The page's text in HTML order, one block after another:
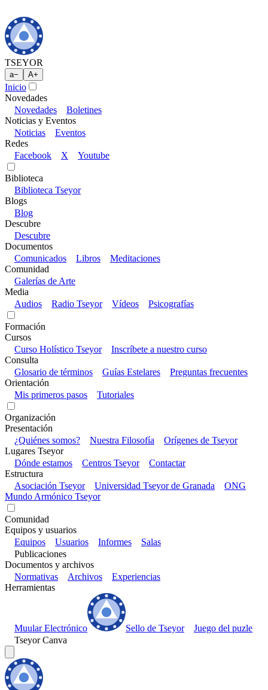
TSEYOR
a− A+
Inicio
Novedades
Novedades
Boletines
Noticias y Eventos
Noticias
Eventos
Redes
Facebook
X Youtube
Biblioteca
Biblioteca Tseyor
Blogs
Blog
Descubre
Descubre
Documentos
Comunicados
Libros
Meditaciones
Comunidad
Galerías de Arte
Media
Audios
Radio Tseyor Vídeos Psicografías
Formación
Cursos
Curso Holístico Tseyor
Inscríbete a nuestro curso
Consulta
Glosario de términos
Guías Estelares
Preguntas frecuentes
Orientación
Mis primeros pasos
Tutoriales
Organización
Presentación
¿Quiénes somos?
Nuestra Filosofía
Orígenes de Tseyor
Lugares Tseyor
Dónde estamos
Centros Tseyor
Contactar
Estructura
Asociación Tseyor
Universidad Tseyor de Granada
ONG
Mundo Armónico Tseyor
Comunidad
Equipos y usuarios
Equipos
Usuarios Informes
Salas
Publicaciones
Documentos y archivos
Normativas
Archivos
Experiencias
Herramientas
Muular Electrónico Sello de Tseyor
Juego del puzle
Tseyor Canva